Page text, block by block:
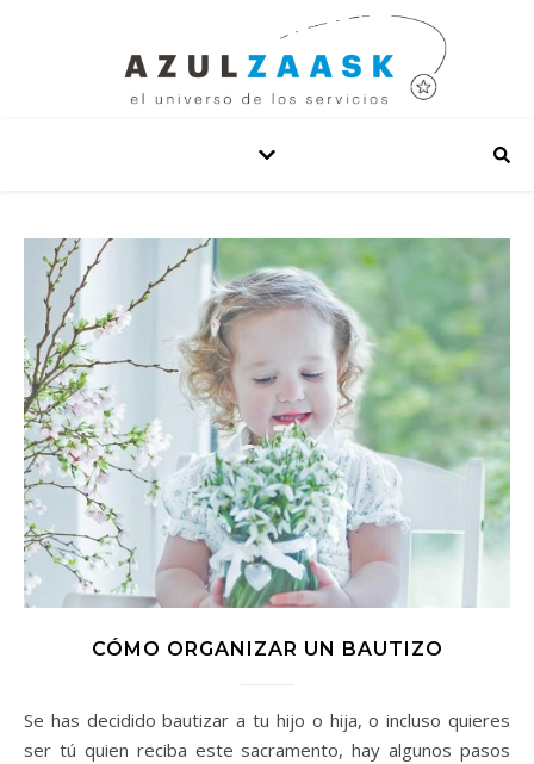
CÓMO ORGANIZAR UN BAUTIZO
Se has decidido bautizar a tu hijo o hija, o incluso quieres
ser tú quien reciba este sacramento, hay algunos pasos